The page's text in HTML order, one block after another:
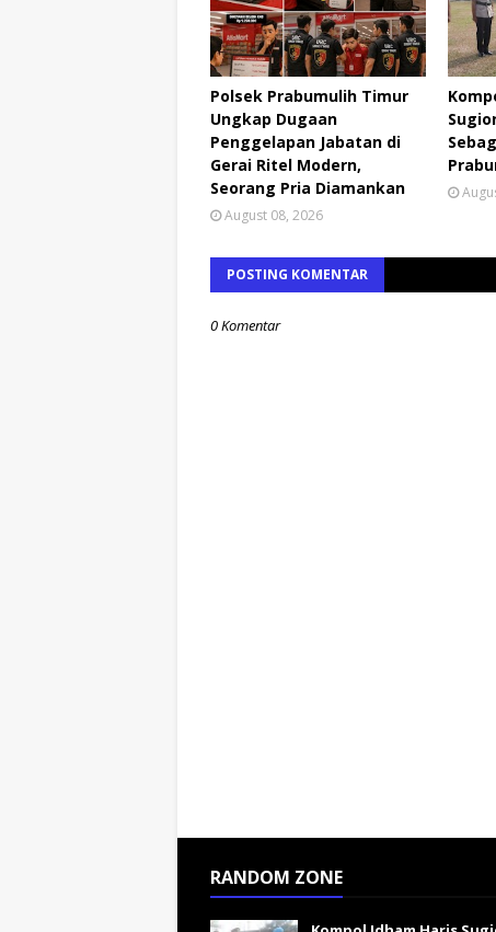
Polsek Prabumulih Timur
Ungkap Dugaan
Penggelapan Jabatan di
Gerai Ritel Modern,
Seorang Pria Diamankan
August 08, 2026
POSTING KOMENTAR
0 Komentar
RANDOM ZONE